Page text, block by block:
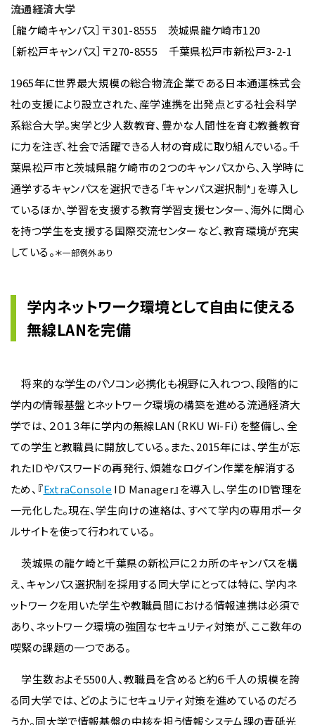
流通経済大学
［龍ケ崎キャンパス］〒301-8555 茨城県龍ケ崎市120
［新松戸キャンパス］〒270-8555 千葉県松戸市新松戸3-2-1
1965年に世界最大規模の総合物流企業である日本通運株式会
社の支援により設立された、産学連携を出発点とする社会科学
系総合大学。実学と少人数教育、豊かな人間性を育む教養教育
に力を注ぎ、社会で活躍できる人材の育成に取り組んでいる。千
葉県松戸市と茨城県龍ケ崎市の２つのキャンパスから、入学時に
通学するキャンパスを選択できる「キャンパス選択制*」を導入し
ているほか、学習を支援する教育学習支援センター、海外に関心
を持つ学生を支援する国際交流センターなど、教育環境が充実
している。＊一部例外あり
学内ネットワーク環境として自由に使える
無線LANを完備
将来的な学生のパソコン必携化も視野に入れつつ、段階的に
学内の情報基盤とネットワーク環境の構築を進める流通経済大
学では、２０１３年に学内の無線LAN（RKU Wi-Fi）を整備し、全
ての学生と教職員に開放している。また、2015年には、学生が忘
れたIDやパスワードの再発行、煩雑なログイン作業を解消する
ため、『ExtraConsole ID Manager』を導入し、学生のID管理を
一元化した。現在、学生向けの連絡は、すべて学内の専用ポータ
ルサイトを使って行われている。
茨城県の龍ケ崎と千葉県の新松戸に２カ所のキャンパスを構
え、キャンパス選択制を採用する同大学にとっては特に、学内ネ
ットワークを用いた学生や教職員間における情報連携は必須で
あり、ネットワーク環境の強固なセキュリティ対策が、ここ数年の
喫緊の課題の一つである。
学生数およそ5500人、教職員を含めると約６千人の規模を誇
る同大学では、どのようにセキュリティ対策を進めているのだろ
うか。同大学で情報基盤の中核を担う情報システム課の青砥光